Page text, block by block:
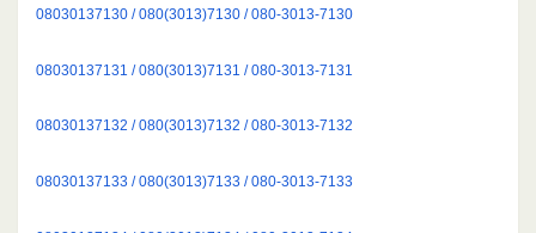
08030137130 / 080(3013)7130 / 080-3013-7130
08030137131 / 080(3013)7131 / 080-3013-7131
08030137132 / 080(3013)7132 / 080-3013-7132
08030137133 / 080(3013)7133 / 080-3013-7133